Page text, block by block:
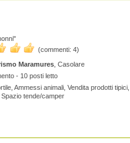
(commenti: 4)
Maramures , Casolare
- 10 posti letto
Ammessi animali, Vendita prodotti tipici,
tende/camper